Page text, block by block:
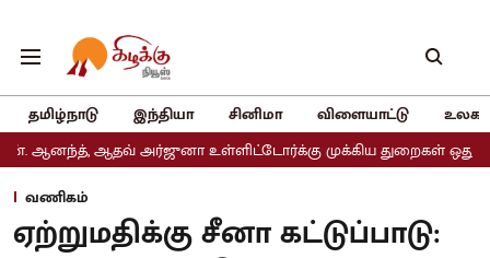
தமிழ்நாடு இந்தியா சினிமா விளையாட்டு
அர்ஜுனா உள்ளிட்டோர்க்கு முக்கிய துறைகள் ஒதுக்கீடு
வணிகம்
ஏற்றுமதிக்கு சீனா கட்டுப்பாடு: